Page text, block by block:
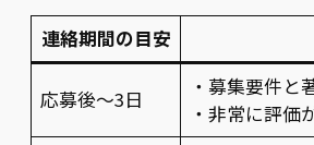
連絡期間の目安
応募後〜3日
・募集要件と
・非常に評価